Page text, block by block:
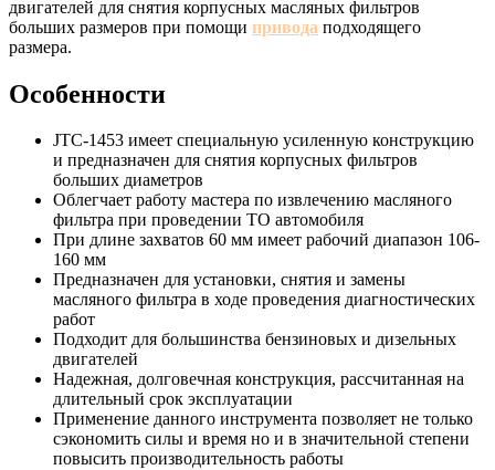
двигателей для снятия корпусных масляных фильтров
больших размеров при помощи привода подходящего
размера.
Особенности
JTC-1453 имеет специальную усиленную конструкцию
и предназначен для снятия корпусных фильтров
больших диаметров
Облегчает работу мастера по извлечению масляного
фильтра при проведении ТО автомобиля
При длине захватов 60 мм имеет рабочий диапазон 106-
160 мм
Предназначен для установки, снятия и замены
масляного фильтра в ходе проведения диагностических
работ
Подходит для большинства бензиновых и дизельных
двигателей
Надежная, долговечная конструкция, рассчитанная на
длительный срок эксплуатации
Применение данного инструмента позволяет не только
сэкономить силы и время но и в значительной степени
повысить производительность работы